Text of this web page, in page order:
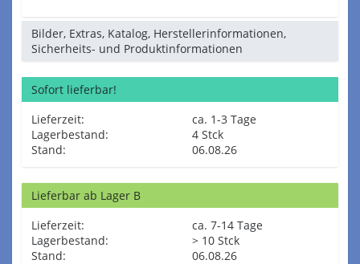
Bilder, Extras, Katalog, Herstellerinformationen,
Sicherheits- und Produktinformationen
Sofort lieferbar!
Lieferzeit:
ca. 1-3 Tage
Lagerbestand:
4 Stck
Stand:
06.08.26
Lieferbar ab Lager B
Lieferzeit:
ca. 7-14 Tage
Lagerbestand:
> 10 Stck
Stand:
06.08.26